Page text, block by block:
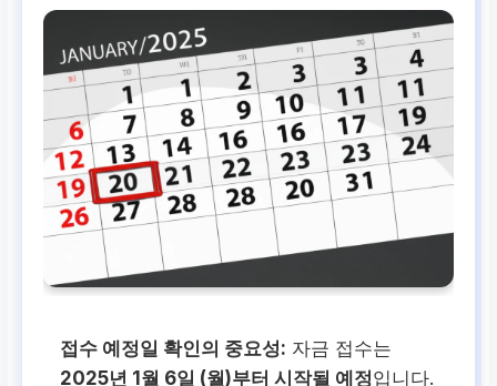
접수 예정일 확인의 중요성: 자금 접수는
2025년 1월 6일 (월)부터 시작될 예정입니다.